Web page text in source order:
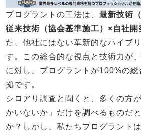
プログラントの工法は、 最新技術
従来技術（協会基準施工）×自社開
た、他社にはない革新的なハイブ
す。この総合的な視点と技術力が
に対し、プログラントが100%の総
拠です。
シロアリ調査と聞くと、多くの方
かいないか」だけを調べるものだ
か？しかし、私たちプログラント